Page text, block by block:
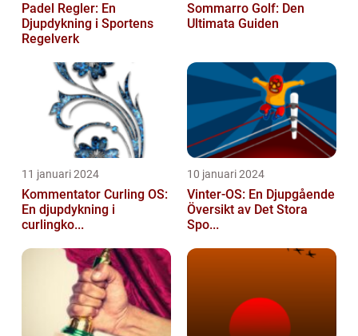
Padel Regler: En
Djupdykning i Sportens
Regelverk
Sommarro Golf: Den
Ultimata Guiden
11 januari 2024
Kommentator Curling OS:
En djupdykning i
curlingko...
10 januari 2024
Vinter-OS: En Djupgående
Översikt av Det Stora
Spo...